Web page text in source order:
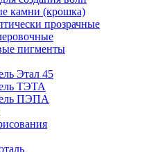
камни (крошка)
прозрачные
пигменты
Этал 45
ТЭТА
ПЭПА